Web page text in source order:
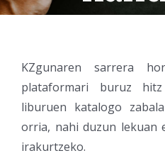
KZgunaren sarrera
plataformari buruz
liburuen katalogo
orria, nahi duzun lekuan
irakurtzeko.